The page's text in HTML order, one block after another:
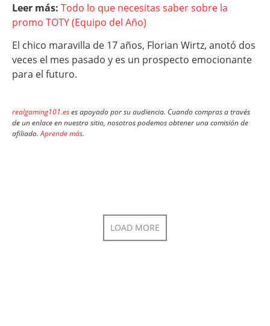
Leer más: Todo lo que necesitas saber sobre la
promo TOTY (Equipo del Año)
El chico maravilla de 17 años, Florian Wirtz, anotó dos
veces el mes pasado y es un prospecto emocionante
para el futuro.
realgaming101.eses apoyado por su audiencia. Cuando compras a través
de un enlace en nuestro sitio, nosotros podemos obtener una comisión de
afiliado.Aprende más.
LOAD MORE